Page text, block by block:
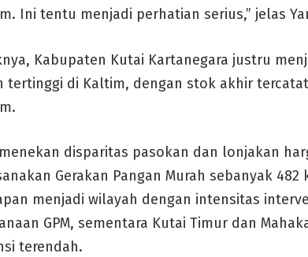
Ini tentu menjadi perhatian serius,” jelas
Kabupaten Kutai Kartanegara justru
tertinggi di Kaltim, dengan stok akhir
disparitas pasokan dan lonjakan
Gerakan Pangan Murah sebanyak
menjadi wilayah dengan intensitas
GPM, sementara Kutai Timur dan
terendah.